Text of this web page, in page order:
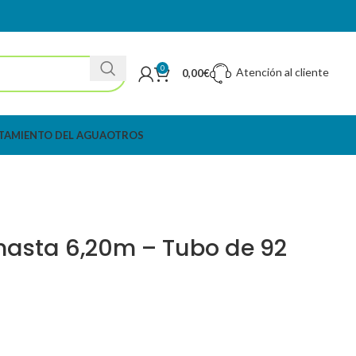
0 0,00€ Atención al cliente
DEL AGUAOTROS
6,20m – Tubo de 92